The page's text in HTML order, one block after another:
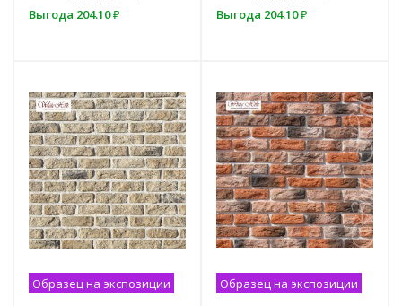
Выгода 204.10₽
Выгода157 Выгода 204.10₽
Образец на экспозиции
Образец на экспозиции